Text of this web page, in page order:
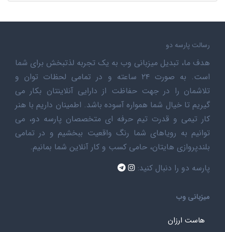
رسالت پارسه دو
هدف ما، تبدیل میزبانی وب به یک تجربه لذتبخش برای شما
است. به صورت ۲۴ ساعته و در تمامی لحظات توان و
تلاشمان را در جهت حفاظت از دارایی آنلاینتان بکار می
گیریم تا خیال شما همواره آسوده باشد. اطمینان داریم با هنر
کار تیمی و قدرت تیم حرفه ای متخصصان پارسه دو، می
توانیم به رویاهای شما رنگ واقعیت ببخشیم و در تمامی
بلندپروازی هایتان، حامی کسب و کار آنلاین شما بمانیم.
پارسه دو را دنبال کنید:
میزبانی وب
هاست ارزان